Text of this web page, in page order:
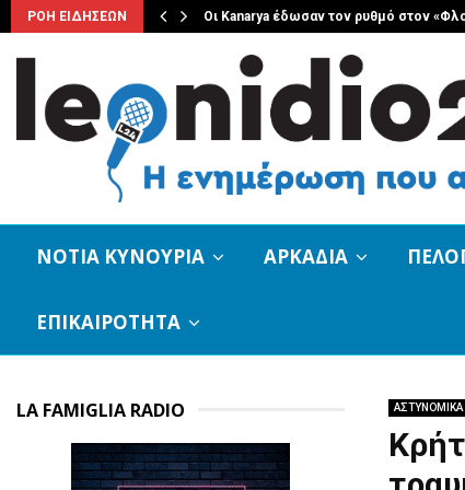
ΡΟΗ ΕΙΔΗΣΕΩΝ
8… Οι Kanarya έδωσαν τον ρυθμό στον
ΝΟΤΙΑ ΚΥΝΟΥΡΙΑ ΑΡΚΑΔΙΑ
ΕΠΙΚΑΙΡΟΤΗΤΑ
ΑΣΤΥΝΟΜΙΚΑ
LA FAMIGLIA RADIO